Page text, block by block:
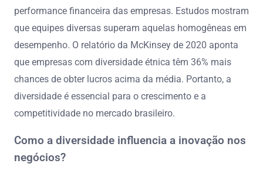
performance financeira das empresas. Estudos mostram
que equipes diversas superam aquelas homogêneas em
desempenho. O relatório da McKinsey de 2020 aponta
que empresas com diversidade étnica têm 36% mais
chances de obter lucros acima da média. Portanto, a
diversidade é essencial para o crescimento e a
competitividade no mercado brasileiro.
Como a diversidade influencia a inovação nos
negócios?